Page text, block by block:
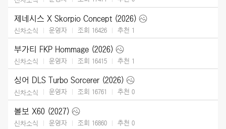
제네시스 X Skorpio Concept (2026)
신차소식 운영자 조회 16426 추천 1
부가티 FKP Hommage (2026)
신차소식 운영자 조회 16415 추천 1
싱어 DLS Turbo Sorcerer (2026)
신차소식 운영자 조회 16761 추천 0
볼보 X60 (2027)
신차소식 운영자 조회 16860 추천 0